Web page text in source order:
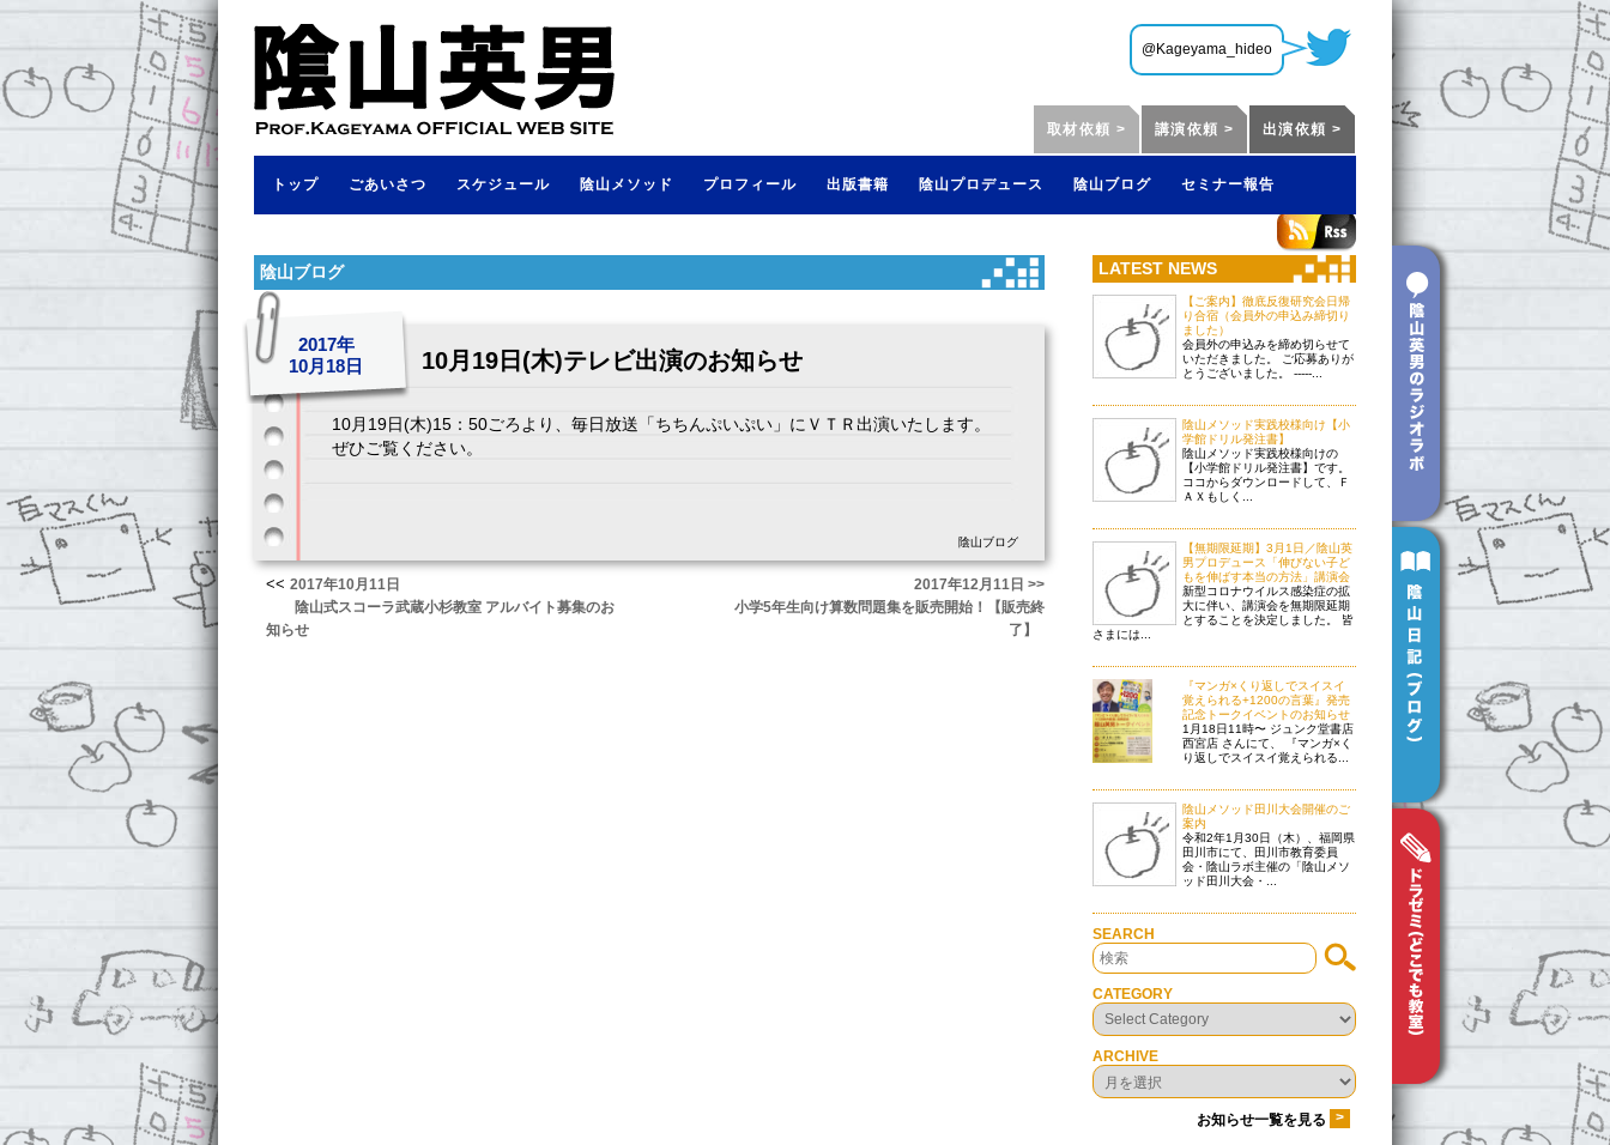
@Kageyama_hideo
トップ ごあいさつ スケジュール 陰山メソッド プロフィール 出版書籍 陰山プロデュース 陰山ブログ セミナー報告
陰山ブログ
10月19日(木)テレビ出演のお知らせ
2017年
10月18日
10月19日(木)15：50ごろより、毎日放送「ちちんぷいぷい」にＶＴＲ出演いたします。
ぜひご覧ください。
陰山ブログ
<< 2017年10月11日
陰山式スコーラ武蔵小杉教室 アルバイト募集のお
知らせ
2017年12月11日 >>
小学5年生向け算数問題集を販売開始！【販売終
了】
LATEST NEWS
【ご案内】徹底反復研究会日帰
り合宿（会員外の申込み締切り
ました）
会員外の申込みを締め切らせて
いただきました。 ご応募ありが
とうございました。 -----...
陰山メソッド実践校様向け【小
学館ドリル発注書】
陰山メソッド実践校様向けの
【小学館ドリル発注書】です。
ココからダウンロードして、Ｆ
ＡＸもしく...
【無期限延期】3月1日／陰山英
男プロデュース「伸びない子ど
もを伸ばす本当の方法」講演会
新型コロナウイルス感染症の拡
大に伴い、講演会を無期限延期
とすることを決定しました。 皆
さまには...
『マンガ×くり返しでスイスイ
覚えられる+1200の言葉』発売
記念トークイベントのお知らせ
1月18日11時〜 ジュンク堂書店
西宮店 さんにて、 『マンガ×く
り返しでスイスイ覚えられる...
陰山メソッド田川大会開催のご
案内
令和2年1月30日（木）、福岡県
田川市にて、田川市教育委員
会・陰山ラボ主催の「陰山メソ
ッド田川大会・...
SEARCH
CATEGORY
ARCHIVE
お知らせ一覧を見る >
取材依頼 > 講演依頼 > 出演依頼 >